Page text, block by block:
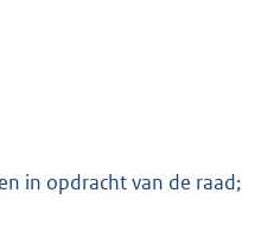
in opdracht van de raad;